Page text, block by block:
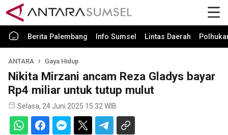
Berita Palembang Info Sumsel Lintas Daerah
ANTARA Gaya Hidup
Nikita Mirzani ancam Reza Gladys bayar
Rp4 miliar untuk tutup mulut
Selasa, 24 Juni 2025 15:32 WIB